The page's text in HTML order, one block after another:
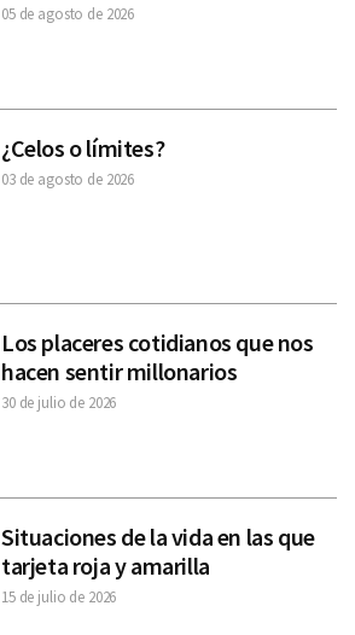
05 de agosto de 2026
¿Celos o límites?
03 de agosto de 2026
Los placeres cotidianos que nos
hacen sentir millonarios
30 de julio de 2026
Situaciones de la vida en las que
tarjeta roja y amarilla
15 de julio de 2026